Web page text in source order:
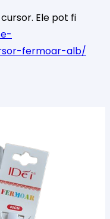
Ele pot fi
fermoar-alb/